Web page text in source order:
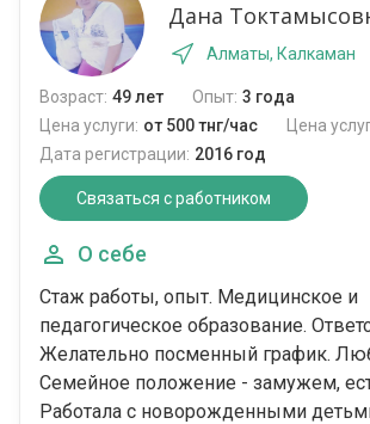
Дана
Алматы, Калкаман
Возраст: 49 лет Опыт: 3 года
Цена услуги: от 500 тнг/час Цена
Дата регистрации: 2016 год
Связаться с работником
О себе
Стаж работы, опыт. Медицинское и
педагогическое образование.
Желательно посменный график.
Семейное положение - замужем,
Работала с новорожденными